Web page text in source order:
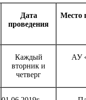
Дата
проведения
Место
Каждый
вторник и
четверг
АУ